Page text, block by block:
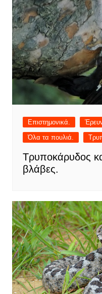
Επιστημονικά.
Όλα τα πουλιά.
Τρυποκάρυδος
βλάβες.